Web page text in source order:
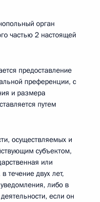
орган
частью 2 настоящей
предоставление
преференции, с
и размера
путем
осуществляемых и
субъектом,
или
течение двух лет,
либо в
если он